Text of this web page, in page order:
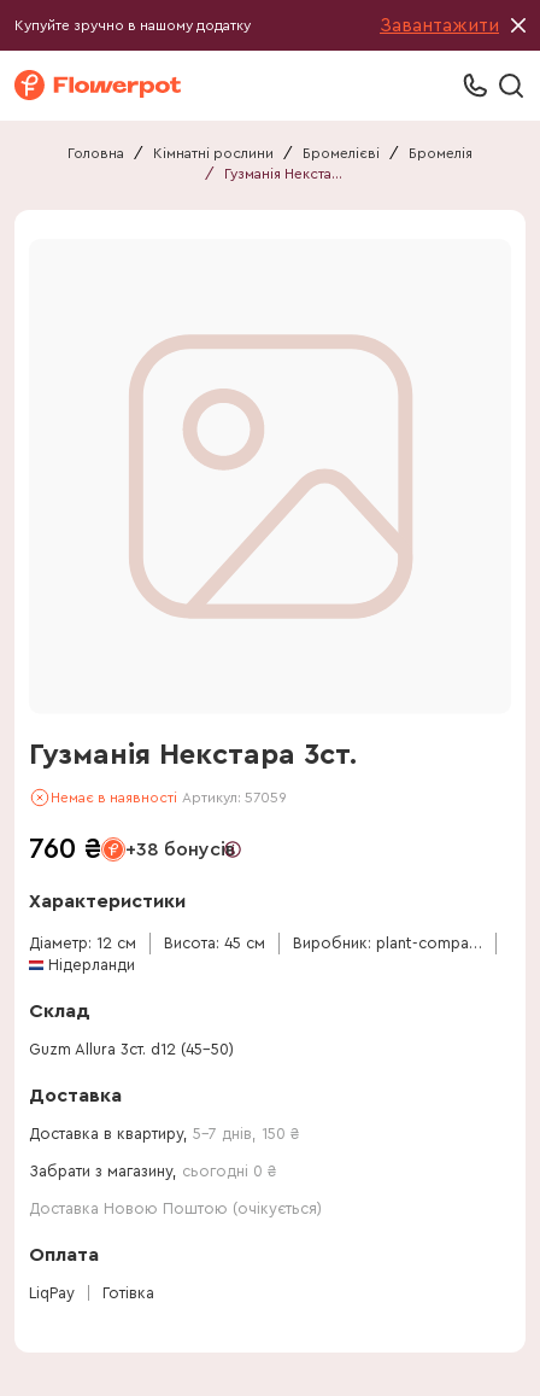
Купуйте зручно в нашому додатку Завантажити
Головна / Кімнатні рослини / Бромелієві /
Бромелія
/
Гузманія Некстара 3ст.
Гузманія Некстара 3ст.
Немає в наявності Артикул: 57059
760 ₴ +38 бонусів
Характеристики
Діаметр: 12 см Висота: 45 см
Виробник: plant-company
Нідерланди
Склад
Guzm Allura 3ст. d12 (45-50)
Доставка
Доставка в квартиру, 5-7 днів 150 ₴
Забрати з магазину, сьогодні 0 ₴
Доставка Новою Поштою (очікується)
Оплата
LiqPay Готівка